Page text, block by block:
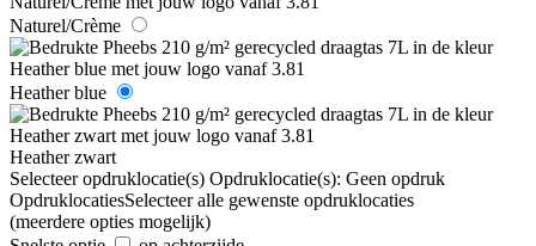
Naturel/Crème
Heather blue
Heather zwart
Selecteer opdruklocatie(s) Opdruklocatie(s): Geen opdruk
OpdruklocatiesSelecteer alle gewenste opdruklocaties
(meerdere opties mogelijk)